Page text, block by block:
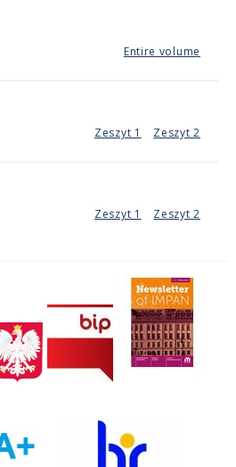
Entire volume
Zeszyt 1 Zeszyt 2
Zeszyt 1 Zeszyt 2